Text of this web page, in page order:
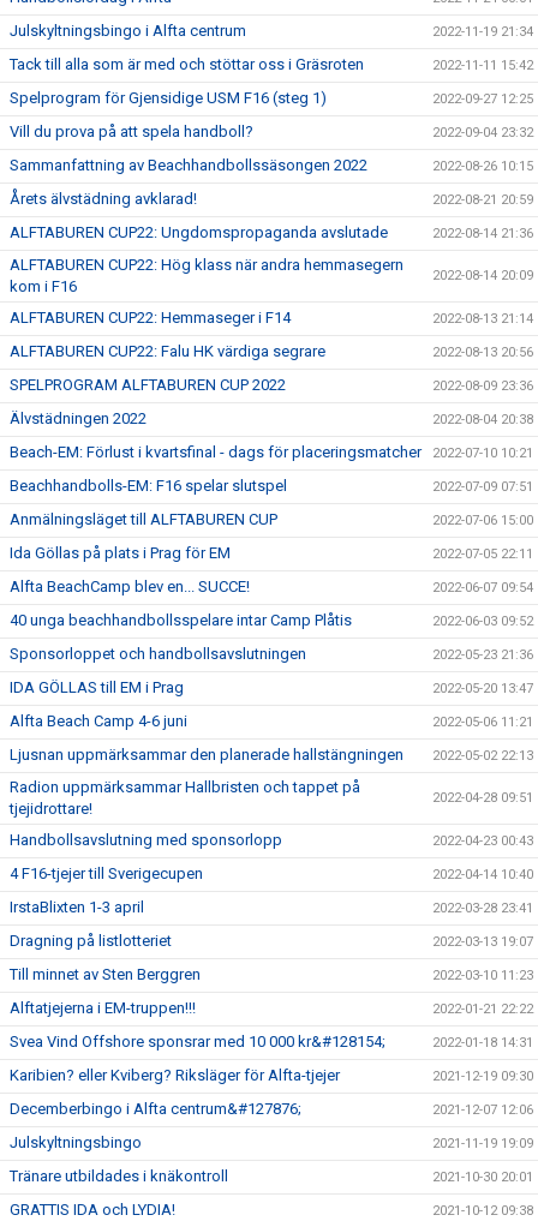
Julskyltningsbingo i Alfta centrum 2022-11-19 21:34
Tack till alla som är med och stöttar oss i Gräsroten 2022-11-11 15:42
Spelprogram för Gjensidige USM F16 (steg 1) 2022-09-27 12:25
Vill du prova på att spela handboll? 2022-09-04 23:32
Sammanfattning av Beachhandbollssäsongen 2022 2022-08-26 10:15
Årets älvstädning avklarad! 2022-08-21 20:59
ALFTABUREN CUP22: Ungdomspropaganda avslutade 2022-08-14 21:36
ALFTABUREN CUP22: Hög klass när andra hemmasegern
kom i F16
2022-08-14 20:09
ALFTABUREN CUP22: Hemmaseger i F14 2022-08-13 21:14
ALFTABUREN CUP22: Falu HK värdiga segrare 2022-08-13 20:56
SPELPROGRAM ALFTABUREN CUP 2022 2022-08-09 23:36
Älvstädningen 2022 2022-08-04 20:38
Beach-EM: Förlust i kvartsfinal - dags för placeringsmatcher 2022-07-10 10:21
Beachhandbolls-EM: F16 spelar slutspel 2022-07-09 07:51
Anmälningsläget till ALFTABUREN CUP 2022-07-06 15:00
Ida Göllas på plats i Prag för EM 2022-07-05 22:11
Alfta BeachCamp blev en... SUCCE! 2022-06-07 09:54
40 unga beachhandbollsspelare intar Camp Plåtis 2022-06-03 09:52
Sponsorloppet och handbollsavslutningen 2022-05-23 21:36
IDA GÖLLAS till EM i Prag 2022-05-20 13:47
Alfta Beach Camp 4-6 juni 2022-05-06 11:21
Ljusnan uppmärksammar den planerade hallstängningen 2022-05-02 22:13
Radion uppmärksammar Hallbristen och tappet på
tjejidrottare!
2022-04-28 09:51
Handbollsavslutning med sponsorlopp 2022-04-23 00:43
4 F16-tjejer till Sverigecupen 2022-04-14 10:40
IrstaBlixten 1-3 april 2022-03-28 23:41
Dragning på listlotteriet 2022-03-13 19:07
Till minnet av Sten Berggren 2022-03-10 11:23
Alftatjejerna i EM-truppen!!! 2022-01-21 22:22
Svea Vind Offshore sponsrar med 10 000 kr&#128154; 2022-01-18 14:31
Karibien? eller Kviberg? Riksläger för Alfta-tjejer 2021-12-19 09:30
Decemberbingo i Alfta centrum&#127876; 2021-12-07 12:06
Julskyltningsbingo 2021-11-19 19:09
Tränare utbildades i knäkontroll 2021-10-30 20:01
GRATTIS IDA och LYDIA! 2021-10-12 09:38